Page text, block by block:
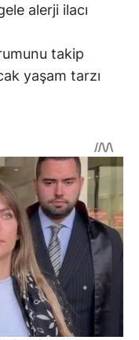
alerji ilacı
takip
yaşam tarzı